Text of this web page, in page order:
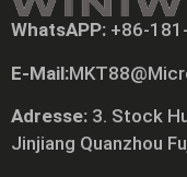
WhatsAPP: +86-
E-Mail:
Adresse: 3. Stock
Jinjiang Quanzhou